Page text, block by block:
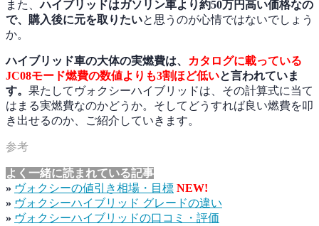
また、ハイブリッドはガソリン車より約50万円高い価格なの
で、購入後に元を取りたいと思うのが心情ではないでしょう
か。
ハイブリッド車の大体の実燃費は、 カタログに載っている
JC08モード燃費の数値よりも3割ほど低いと言われていま
す。 果たしてヴォクシーハイブリッドは、その計算式に当て
はまる実燃費なのかどうか。そしてどうすれば良い燃費を叩
き出せるのか、ご紹介していきます。
よく一緒に読まれている記事
» ヴォクシーの値引き相場・目標 NEW!
» ヴォクシーハイブリッド グレードの違い
» ヴォクシーハイブリッドの口コミ・評価